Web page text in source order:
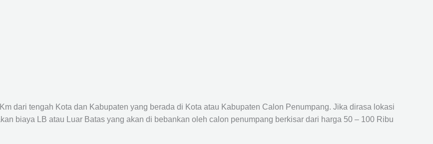
dari tengah Kota dan Kabupaten yang berada di Kota atau Kabupaten Calon Penumpang. Jika dirasa lokasi
biaya LB atau Luar Batas yang akan di bebankan oleh calon penumpang berkisar dari harga 50 – 100 Ribu